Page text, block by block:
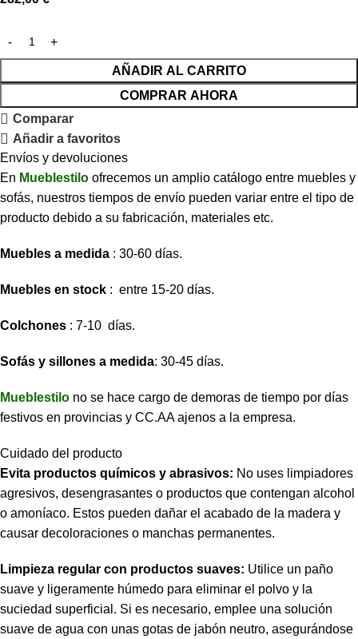
AÑADIR AL CARRITO
COMPRAR AHORA
Comparar
Añadir a favoritos
Envíos y devoluciones
En Mueblestilo ofrecemos un amplio catálogo entre muebles y
sofás, nuestros tiempos de envío pueden variar entre el tipo de
producto debido a su fabricación, materiales etc.
Muebles a medida : 30-60 días.
Muebles en stock : entre 15-20 días.
Colchones : 7-10 días.
Sofás y sillones a medida: 30-45 días.
Mueblestilo no se hace cargo de demoras de tiempo por días
festivos en provincias y CC.AA ajenos a la empresa.
Cuidado del producto
Evita productos químicos y abrasivos: No uses limpiadores
agresivos, desengrasantes o productos que contengan alcohol
o amoníaco. Estos pueden dañar el acabado de la madera y
causar decoloraciones o manchas permanentes.
Limpieza regular con productos suaves: Utilice un paño
suave y ligeramente húmedo para eliminar el polvo y la
suciedad superficial. Si es necesario, emplee una solución
suave de agua con unas gotas de jabón neutro, asegurándose